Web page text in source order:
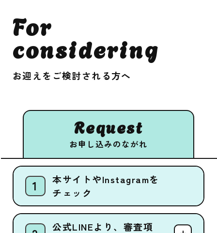
For
considering
お迎えをご検討される方へ
Request
お申し込みのながれ
本サイトやInstagramを
チェック
公式LINEより、審査項